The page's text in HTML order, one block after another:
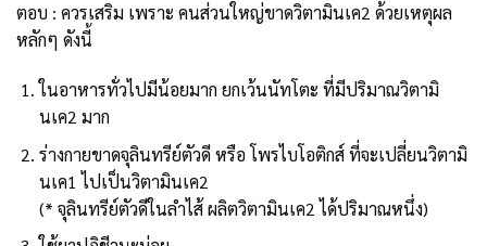
ตอบ : ควรเสริม เพราะ คนส่วนใหญ่ขาดวิตามินเค2 ด้วยเหตุผล
หลักๆ ดังนี้
ในอาหารทั่วไปมีน้อยมาก ยกเว้นนัทโตะ ที่มีปริมาณวิตามิ
นเค2 มาก
ร่างกายขาดจุลินทรีย์ตัวดี หรือ โพรไบโอติกส์ ที่จะเปลี่ยนวิตามิ
นเค1 ไปเป็นวิตามินเค2
(* จุลินทรีย์ตัวดีในลำไส้ ผลิตวิตามินเค2 ได้ปริมาณหนึ่ง)